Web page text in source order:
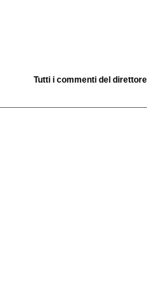
Tutti i commenti del direttore